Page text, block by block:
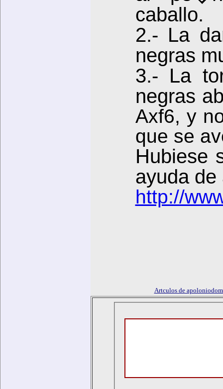
caballo.
2.- La
negras
3.- La
negras
Axf6, y
que se
Hubiese
ayuda de
http://
Artculos de